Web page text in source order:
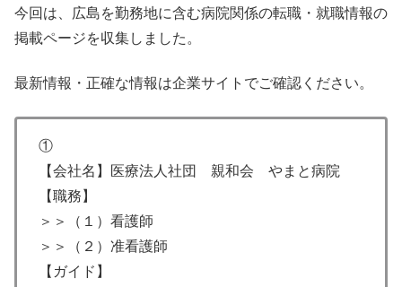
今回は、広島を勤務地に含む病院関係の転職・就職情報の
掲載ページを収集しました。
最新情報・正確な情報は企業サイトでご確認ください。
①
【会社名】医療法人社団 親和会 やまと病院
【職務】
＞＞（１）看護師
＞＞（２）准看護師
【ガイド】